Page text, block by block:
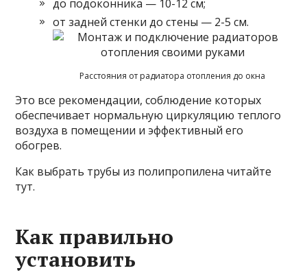
до подоконника — 10-12 см;
от задней стенки до стены — 2-5 см.
Расстояния от радиатора отопления до окна
Это все рекомендации, соблюдение которых
обеспечивает нормальную циркуляцию теплого
воздуха в помещении и эффективный его
обогрев.
Как выбрать трубы из полипропилена читайте
тут.
Как правильно
установить